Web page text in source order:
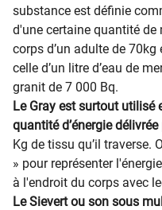
substance est définie
d'une certaine quantité de
corps d’un adulte de
celle d’un litre d’eau de
granit de 7 000 Bq.
Le Gray est surtout utilisé
quantité d’énergie
Kg de tissu qu’il traverse.
» pour représenter
à l'endroit du corps avec
Le Sievert ou son sous